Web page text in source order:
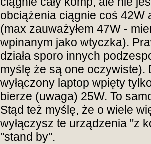
obciążenia ciągnie coś 42W
(max zauważyłem 47W -
wpinanym jako wtyczka).
działa sporo innych
myślę że są one oczywiste).
wyłączony laptop wpięty
bierze (uwaga) 25W. To
Stąd też myślę, że o wiele
wyłączysz te urządzenia "z
"stand by".